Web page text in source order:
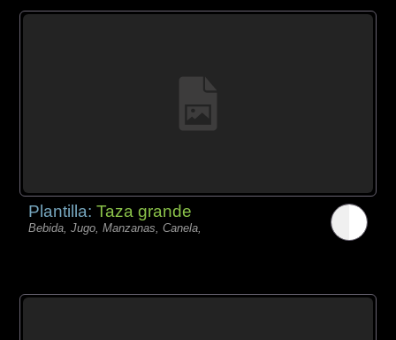
Plantilla:Taza grande
Bebida, Jugo, Manzanas, Canela,